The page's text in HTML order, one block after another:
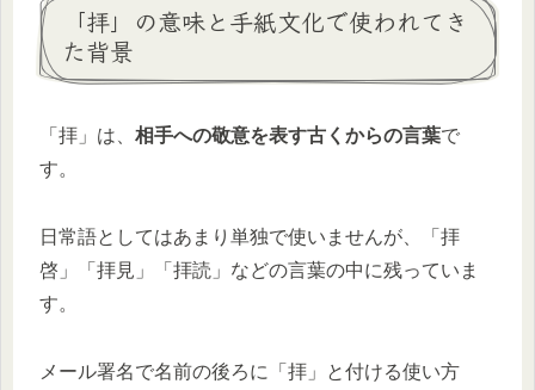
「拝」の意味と手紙文化で使われてき
た背景
「拝」は、 相手への敬意を表す古くからの言葉で
す。
日常語としてはあまり単独で使いませんが、「拝
啓」「拝見」「拝読」などの言葉の中に残っていま
す。
メール署名で名前の後ろに「拝」と付ける使い方